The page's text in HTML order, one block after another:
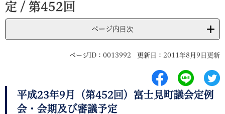
定 / 第452回
ページ内目次
ページID：0013992 更新日：2011年8月9日更新
平成23年9月（第452回）富士見町議会定例
会・会期及び審議予定